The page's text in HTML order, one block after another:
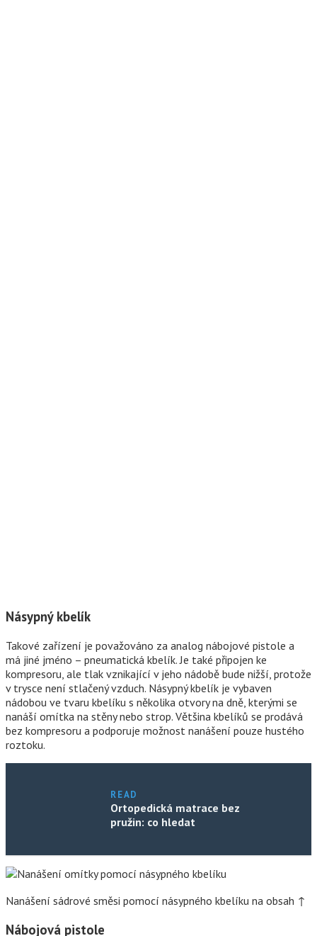
Násypný kbelík
Takové zařízení je považováno za analog nábojové pistole a
má jiné jméno – pneumatická kbelík. Je také připojen ke
kompresoru, ale tlak vznikající v jeho nádobě bude nižší, protože
v trysce není stlačený vzduch. Násypný kbelík je vybaven
nádobou ve tvaru kbelíku s několika otvory na dně, kterými se
nanáší omítka na stěny nebo strop. Většina kbelíků se prodává
bez kompresoru a podporuje možnost nanášení pouze hustého
roztoku.
READ
Ortopedická matrace bez
pružin: co hledat
Nanášení sádrové směsi pomocí násypného kbelíku na obsah ↑
Nábojová pistole